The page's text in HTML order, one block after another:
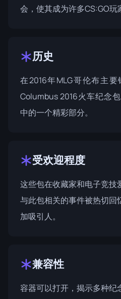
会，使其成为许多CS:GO玩
历史
在2016年MLG哥伦布主要
Columbus 2016火车纪念
中的一个精彩部分。
受欢迎程度
这些包在收藏家和电子竞技
与此包相关的事件被热切回
加吸引人。
兼容性
容器可以打开，揭示多种纪